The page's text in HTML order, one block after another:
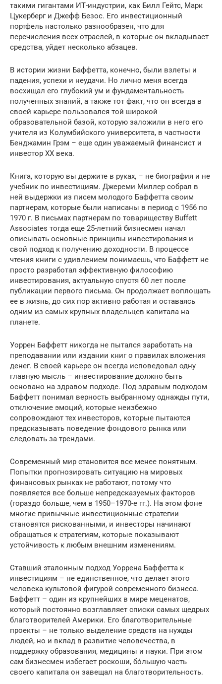
такими гигантами ИТ-индустрии, как Билл Гейтс, Марк
Цукерберг и Джефф Безос. Его инвестиционный
портфель настолько разнообразен, что для
перечисления всех отраслей, в которые он вкладывает
средства, уйдет несколько абзацев.
В истории жизни Баффетта, конечно, были взлеты и
падения, успехи и неудачи. Но лично меня всегда
восхищал его глубокий ум и фундаментальность
полученных знаний, а также тот факт, что он всегда в
своей карьере пользовался той широкой
образовательной базой, которую заложили в него его
учителя из Колумбийского университета, в частности
Бенджамин Грэм – еще один уважаемый финансист и
инвестор XX века.
Книга, которую вы держите в руках, – не биография и не
учебник по инвестициям. Джереми Миллер собрал в
ней выдержки из писем молодого Баффетта своим
партнерам, которые были написаны в период с 1956 по
1970 г. В письмах партнерам по товариществу Buffett
Associates тогда еще 25-летний бизнесмен начал
описывать основные принципы инвестирования и
свой подход к получению доходности. В процессе
чтения книги с удивлением понимаешь, что Баффетт не
просто разработал эффективную философию
инвестирования, актуальную спустя 60 лет после
публикации первого письма. Он продолжает воплощать
ее в жизнь, до сих пор активно работая и оставаясь
одним из самых крупных владельцев капитала на
планете.
Уоррен Баффетт никогда не пытался заработать на
преподавании или издании книг о правилах вложения
денег. В своей карьере он всегда исповедовал одну
главную мысль – инвестирование должно быть
основано на здравом подходе. Под здравым подходом
Баффетт понимал верность выбранному однажды пути,
отключение эмоций, которые неизбежно
сопровождают тех инвесторов, которые пытаются
предсказывать поведение фондового рынка или
следовать за трендами.
Современный мир становится все менее понятным.
Попытки прогнозировать ситуацию на мировых
финансовых рынках не работают, потому что
появляется все больше непредсказуемых факторов
(гораздо больше, чем в 1950–1970-е гг.). На этом фоне
многие привычные инвестиционные стратегии
становятся рискованными, и инвесторы начинают
обращаться к стратегиям, которые показывают
устойчивость к любым внешним изменениям.
Ставший эталонным подход Уоррена Баффетта к
инвестициям – не единственное, что делает этого
человека культовой фигурой современного бизнеса.
Баффетт – один из крупнейших в мире меценатов,
который постоянно возглавляет списки самых щедрых
благотворителей Америки. Его благотворительные
проекты – не только выделение средств на нужды
людей, но и вклад в развитие человечества, в
поддержку образования, медицины и науки. При этом
сам бизнесмен избегает роскоши, бо́льшую часть
своего капитала он завещал на благотворительность.